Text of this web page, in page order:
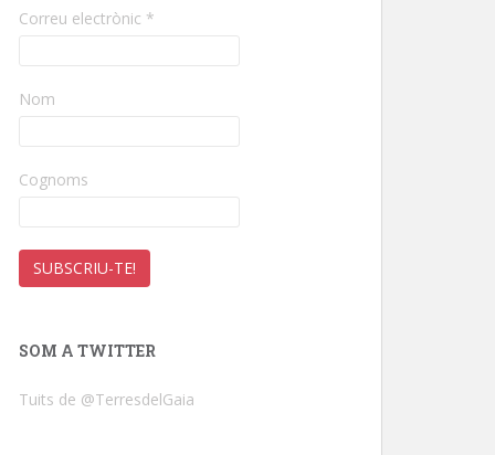
Correu electrònic *
Nom
Cognoms
SOM A TWITTER
Tuits de @TerresdelGaia